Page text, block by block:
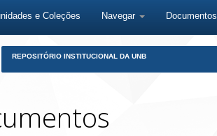
e Coleções Navegar Documentos
REPOSITÓRIO INSTITUCIONAL DA UNB